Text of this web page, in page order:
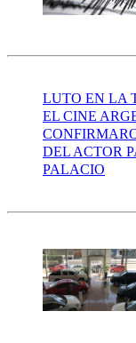
LUTO EN LA
EL CINE
DEL ACTOR
PALACIO